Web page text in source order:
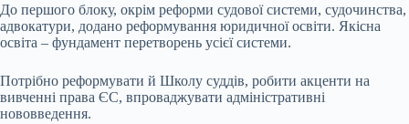
До першого блоку, окрім реформи судової системи, судочинства,
адвокатури, додано реформування юридичної освіти. Якісна
освіта – фундамент перетворень усієї системи.
Потрібно реформувати й Школу суддів, робити акценти на
вивченні права ЄС, впроваджувати адміністративні
нововведення.